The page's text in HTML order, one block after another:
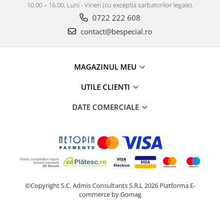
10.00 – 16.00, Luni - Vineri (cu exceptia sarbatorilor legale).
0722 222 608
contact@bespecial.ro
MAGAZINUL MEU
UTILE CLIENTI
DATE COMERCIALE
©Copyright S.C. Admis Consultants S.R.L 2026 Platforma E-
commerce by Gomag